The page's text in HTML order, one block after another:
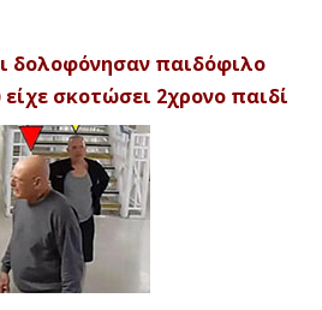
δολοφόνησαν παιδόφιλο
σκοτώσει 2χρονο παιδί